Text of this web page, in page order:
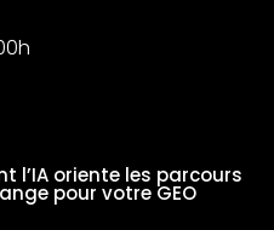
l’IA oriente les parcours
pour votre GEO